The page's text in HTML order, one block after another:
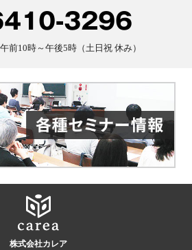
3296
前10時～午後5時（土日祝 休み）
株式会社カレア